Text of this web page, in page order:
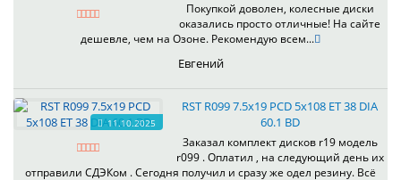
Покупкой доволен, колесные диски
оказались просто отличные! На сайте
дешевле, чем на Озоне. Рекомендую всем...
Евгений
11.10.2025
RST R099 7.5x19 PCD 5x108 ET 38 DIA
60.1 BD
Заказал комплект дисков r19 модель
r099 . Оплатил , на следующий день их
отправили СДЭКом . Сегодня получил и сразу же одел резину. Всё